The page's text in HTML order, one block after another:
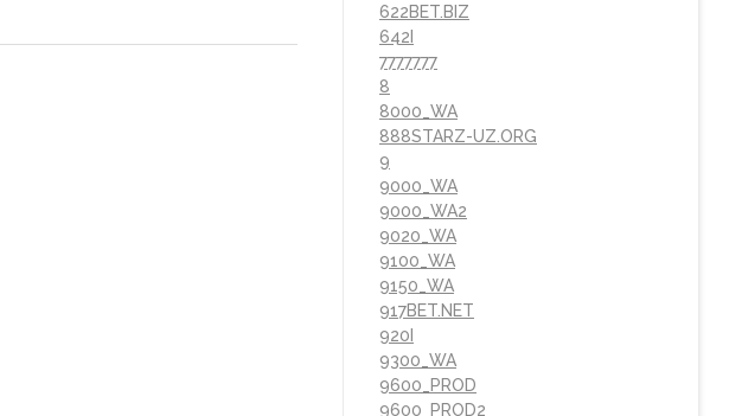
622BET.BIZ
642I
7777777
8
8000_WA
888STARZ-UZ.ORG
9
9000_WA
9000_WA2
9020_WA
9100_WA
9150_WA
917BET.NET
920I
9300_WA
9600_PROD
9600_PROD2